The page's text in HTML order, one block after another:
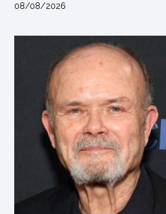
08/08/2026